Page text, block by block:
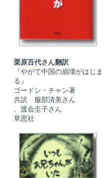
栗原百代さん翻訳
『やがて中国の崩壊がはじま
る』
ゴードン・チャン著
共訳 服部清美さん
、渡会圭子さん
草思社